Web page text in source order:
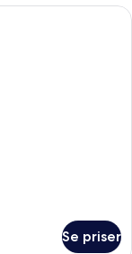
med en stor seng,
Se priser